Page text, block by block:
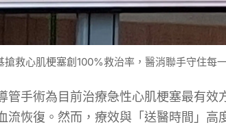
搶救心肌梗塞創100%救治率，醫消聯手守住每
管手術為目前治療急性心肌梗塞最有效
流恢復。然而，療效與「送醫時間」高